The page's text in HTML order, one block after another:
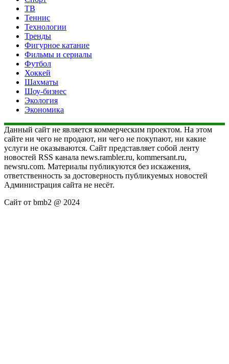
ТВ
Теннис
Технологии
Тренды
Фигурное катание
Фильмы и сериалы
Футбол
Хоккей
Шахматы
Шоу-бизнес
Экология
Экономика
Данный сайт не является коммерческим проектом. На этом
сайте ни чего не продают, ни чего не покупают, ни какие
услуги не оказываются. Сайт представляет собой ленту
новостей RSS канала news.rambler.ru, kommersant.ru,
newsru.com. Материалы публикуются без искажения,
ответственность за достоверность публикуемых новостей
Администрация сайта не несёт.
Сайт от bmb2 @ 2024